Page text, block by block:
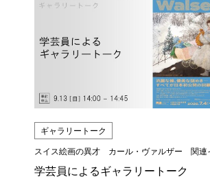
ギャラリートーク
スイス絵画の異才 カール・ヴァルザー 関連
学芸員によるギャラリートーク